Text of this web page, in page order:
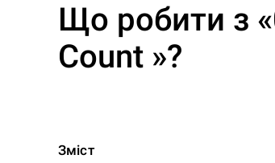
Що робити з
Count »?
Зміст